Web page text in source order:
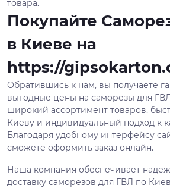
товара.
Покупайте
в Киеве на
https://
Обратившись к нам, вы получаете
выгодные цены на саморезы для
широкий ассортимент товаров,
Киеву и индивидуальный подход к
Благодаря удобному интерфейсу
сможете оформить заказ онлайн.
Наша компания обеспечивает
доставку саморезов для ГВЛ по